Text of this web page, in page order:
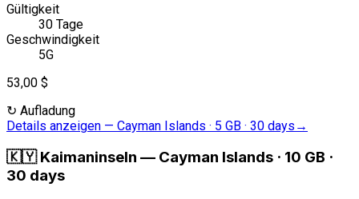
Gültigkeit
30 Tage
Geschwindigkeit
5G
53,00 $
↻ Aufladung
Details anzeigen — Cayman Islands · 5 GB · 30 days →
🇰🇾 Kaimaninseln — Cayman Islands · 10 GB ·
30 days